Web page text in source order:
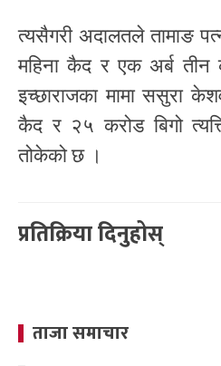
त्यसैगरी अदालतले तामाङ
महिना कैद र एक अर्ब तीन
इच्छाराजका मामा ससुरा
कैद र २५ करोड बिगो
तोकेको छ ।
प्रतिक्रिया दिनुहोस्
ताजा समाचार